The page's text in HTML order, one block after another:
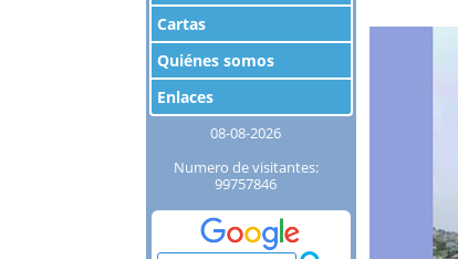
Cartas
Quiénes somos
Enlaces
08-08-2026
Numero de visitantes:
99757846